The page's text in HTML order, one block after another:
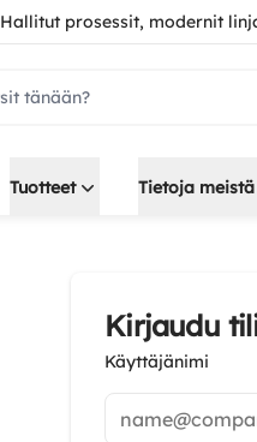
Hallitut prosessit, modernit
Tuotteet Tietoja meistä
Kirjaudu
Käyttäjänimi